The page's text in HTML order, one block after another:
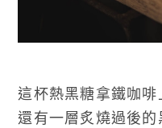
這杯熱黑糖拿鐵咖啡
還有一層炙燒過後